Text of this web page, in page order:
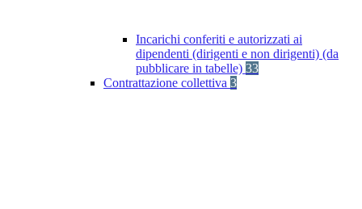
Incarichi conferiti e autorizzati ai
dipendenti (dirigenti e non dirigenti) (da
pubblicare in tabelle) 33
Contrattazione collettiva 3